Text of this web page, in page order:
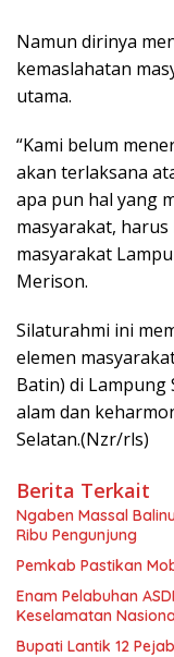
Namun dirinya
kemaslahatan
utama.
“Kami belum
akan terlaksana
apa pun hal yang
masyarakat,
masyarakat
Merison.
Silaturahmi ini
elemen
Batin) di Lampung
alam dan
Selatan.(Nzr/rls)
Berita Terkait
Ngaben Massal
Ribu Pengunjung
Pemkab Pastikan
Enam Pelabuhan
Keselamatan
Bupati Lantik 12